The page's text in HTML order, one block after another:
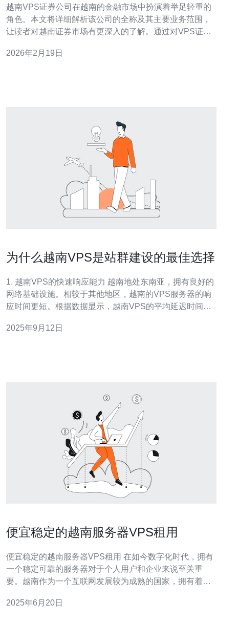
越南VPS证券公司在越南的金融市场中扮演着举足轻重的
角色。本文将详细解析该公司的全称及其主要业务范围，
让读者对越南证券市场有更深入的了解。通过对VPS证券
来发展趋势。 越南VPS证券公司的全称是什么？ 越南VPS
2026年2月19日
为什么越南VPS是站群建设的最佳选择
1. 越南VPS的快速响应能力 越南地处东南亚，拥有良好的
网络基础设施。相较于其他地区，越南的VPS服务器的响
应时间更短。根据数据显示，越南VPS的平均延迟时间约
在访问越南服务器时，可以获得更快的加载速度和响应体
2025年9月12日
便宜稳定的越南服务器VPS租用
便宜稳定的越南服务器VPS租用 在如今数字化时代，拥有
一个稳定可靠的服务器对于个人用户和企业来说至关重
要。越南作为一个互联网发展较为成熟的国家，拥有着许
将为您介绍便宜稳定的越南服务器VPS租用的相关信息。
2025年6月20日